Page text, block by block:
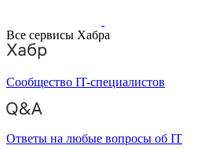
Все сервисы Хабра
Сообщество IT-специалистов
Ответы на любые вопросы об IT